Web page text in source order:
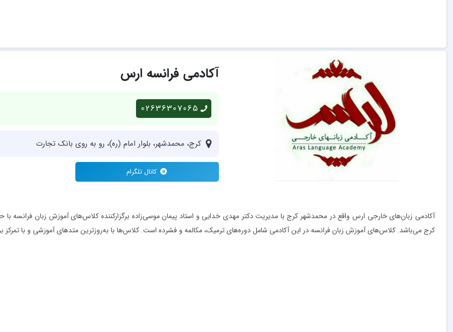
آکادمی فرانسه ارس
02636307065
کرج، محمدشهر، بلوار امام (ره)، رو به روی بانک تجارت
کانال تلگرام
کرج می‌باشد. کلاس‌های آموزش زبان فرانسه در این آکادمی شامل دوره‌های ترمیک، مکالمه و فشرده است. کلاس‌ها با به‌روزترین متدهای آموزشی و با تمرکز